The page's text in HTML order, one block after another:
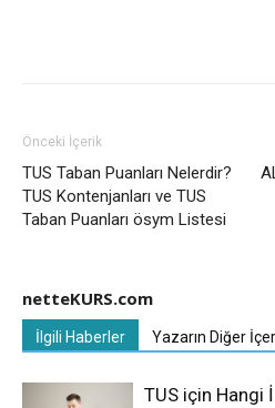
Önceki İçerik
TUS Taban Puanları Nelerdir?
TUS Kontenjanları ve TUS
Taban Puanları ösym Listesi
netteKURS.com
İlgili Haberler Yazarın Diğer
TUS için Hangi